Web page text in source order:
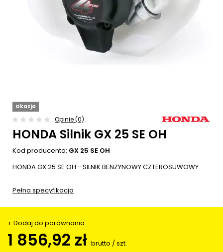
Okazja
Opinie (0)
HONDA Silnik GX 25 SE OH
Kod producenta: GX 25 SE OH
HONDA GX 25 SE OH - SILNIK BENZYNOWY CZTEROSUWOWY
Pełna specyfikacja
+ Dodaj do porównania
1 856,92 zł brutto /szt.